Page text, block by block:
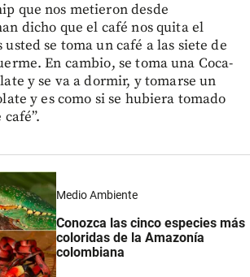
que nos metieron desde
dicho que el café nos quita el
usted se toma un café a las siete de
En cambio, se toma una Coca-
y se va a dormir, y tomarse un
y es como si se hubiera tomado
Medio Ambiente
Conozca las cinco especies más
coloridas de la Amazonía
colombiana